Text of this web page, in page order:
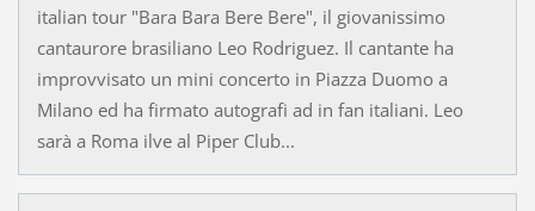
italian tour "Bara Bara Bere Bere", il giovanissimo
cantaurore brasiliano Leo Rodriguez. Il cantante ha
improvvisato un mini concerto in Piazza Duomo a
Milano ed ha firmato autografi ad in fan italiani. Leo
sarà a Roma ilve al Piper Club...